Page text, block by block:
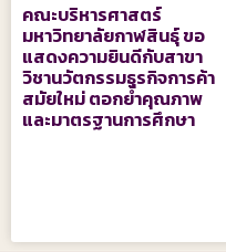
คณะบริหารศาสตร์
มหาวิทยาลัยกาฬสินธุ์ ขอ
แสดงความยินดีกับสาขา
วิชานวัตกรรมธุรกิจการค้า
สมัยใหม่ ตอกย้ำคุณภาพ
และมาตรฐานการศึกษา